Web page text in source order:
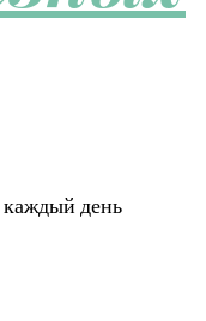
каждый день